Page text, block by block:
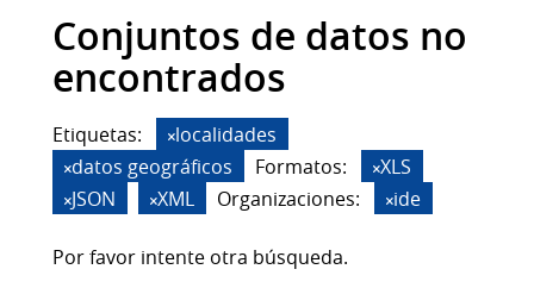
Conjuntos de datos no
encontrados
Etiquetas:
localidades
datos geográficos
Formatos:
XLS
JSON
XML Organizaciones: ide
Por favor intente otra búsqueda.